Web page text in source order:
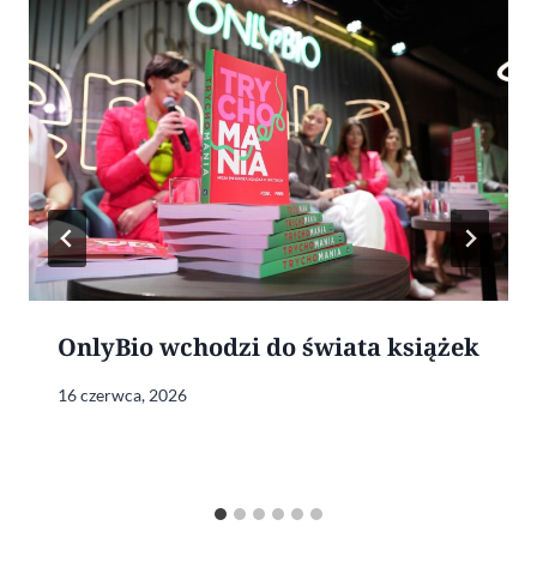
OnlyBio wchodzi do świata książek
16 czerwca, 2026